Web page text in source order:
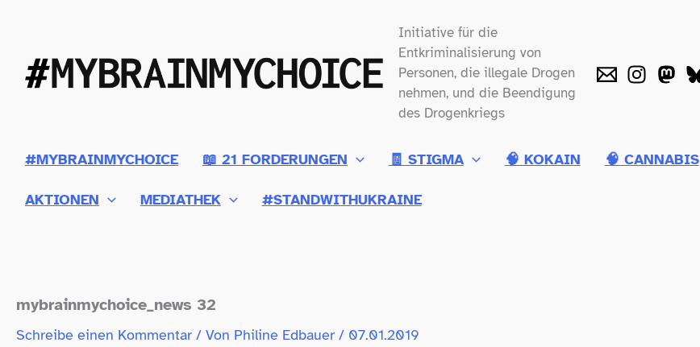
springen
Initiative für die
Entkriminalisierung von
Personen, die illegale Drogen
nehmen, und die Beendigung
des Drogenkriegs
#MYBRAINMYCHOICE 📖 21 FORDERUNGEN 🧾 STIGMA 🧠 KOKAIN 🧠 CANNABIS
AKTIONEN MEDIATHEK #STANDWITHUKRAINE
mybrainmychoice_​news 32
Schreibe einen Kommentar / Von Philine Edbauer / 07.01.2019